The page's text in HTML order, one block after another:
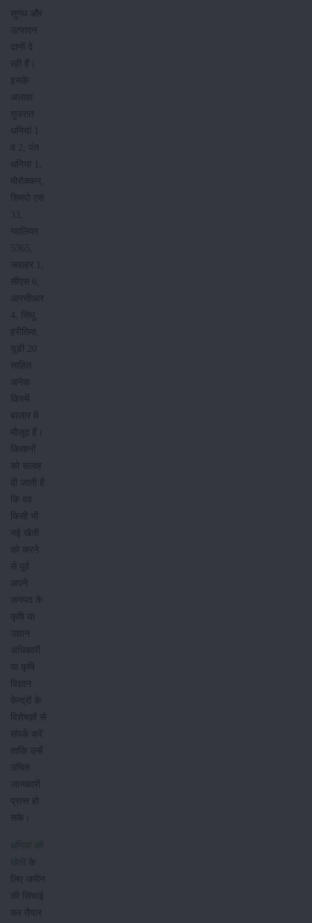
सुगंध और
उत्पादन
दानों दे
रही हैं।
इसके
अलावा
गुजरात
धनियां 1
व 2, पंत
धनियां 1,
मोरोक्कन,
सिमपो एस
33,
ग्वालियर
5365,
जवाहर 1,
सीएस 6,
आरसीआर
4, सिंधु,
हरीतिमा,
यूडी 20
साहित
अनेक
किस्में
बाजार में
मौजूद हैं।
किसानों
को सलाह
दी जाती है
कि वह
किसी भी
नई खेती
को करने
से पूर्व
अपने
जनपद के
कृषि या
उद्यान
अधिकारी
या कृषि
विज्ञान
केन्द्रों के
विशेषज्ञों से
संपर्क करें
ताकि उन्हें
उचित
जानकारी
प्राप्त हो
सके।
धनियां की
खेती
के
लिए जमीन
की सिंचाई
कर तैयार